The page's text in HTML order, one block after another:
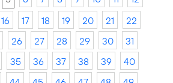
16 17 18 19 20 21
22
26 27 28 29 30
31
35 36 37 38 39
40